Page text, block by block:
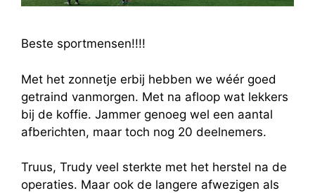
Beste sportmensen!!!!
Met het zonnetje erbij hebben we wéér goed
getraind vanmorgen. Met na afloop wat lekkers
bij de koffie. Jammer genoeg wel een aantal
afberichten, maar toch nog 20 deelnemers.
Truus, Trudy veel sterkte met het herstel na de
operaties. Maar ook de langere afwezigen als